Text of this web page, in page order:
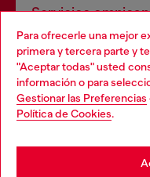
Para ofrecerle una mejor
primera y tercera parte y
"Aceptar todas" usted
información o para
Gestionar las Preferencias
Política de Cookies.
Servicios
Descubre todos
en la tienda.
Choose your location
You are currently
may be based in United